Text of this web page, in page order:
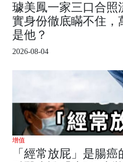
璩美鳳一家三口合照
實身份徹底瞞不住，
是他？
2026-08-04
增值
「經常放屁」是腸